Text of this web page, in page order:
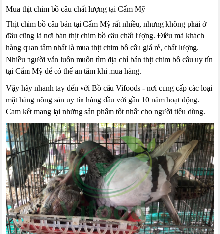
Mua thịt chim bồ câu chất lượng tại Cẩm Mỹ
Thịt chim bồ câu bán tại Cẩm Mỹ rất nhiều, nhưng không phải ở
đâu cũng là nơi bán thịt chim bồ câu chất lượng. Điều mà khách
hàng quan tâm nhất là mua thịt chim bồ câu giá rẻ, chất lượng.
Nhiều người vẫn luôn muốn tìm địa chỉ bán thịt chim bồ câu uy tín
tại Cẩm Mỹ để có thể an tâm khi mua hàng.
Vậy hãy nhanh tay đến với Bồ câu Vifoods - nơi cung cấp các loại
mặt hàng nông sản uy tín hàng đầu với gần 10 năm hoạt động.
Cam kết mang lại những sản phẩm tốt nhất cho người tiêu dùng.